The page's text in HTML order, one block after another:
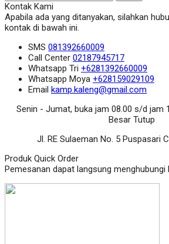
Kontak Kami
Apabila ada yang ditanyakan, silahkan
kontak di bawah ini.
SMS 081392660009
Call Center 02187945717
Whatsapp Tri +6281392660009
Whatsapp Moya +628159029109
Email kamp.kaleng@gmail.com
Senin - Jumat, buka jam 08.00 s/d jam
Besar Tutup
Jl. RE Sulaeman No. 5 Puspasari
Produk Quick Order
Pemesanan dapat langsung menghubungi